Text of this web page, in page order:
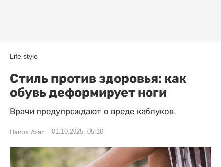
Life style
Стиль против здоровья: как
обувь деформирует ноги
Врачи предупреждают о вреде каблуков.
Наиля Ахат 01.10.2025, 05:10